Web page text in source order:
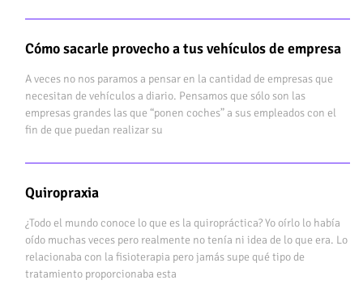
Cómo sacarle provecho a tus vehículos de empresa
A veces no nos paramos a pensar en la cantidad de empresas que
necesitan de vehículos a diario. Pensamos que sólo son las
empresas grandes las que “ponen coches” a sus empleados con el
fin de que puedan realizar su
Quiropraxia
¿Todo el mundo conoce lo que es la quiropráctica? Yo oírlo lo había
oído muchas veces pero realmente no tenía ni idea de lo que era. Lo
relacionaba con la fisioterapia pero jamás supe qué tipo de
tratamiento proporcionaba esta